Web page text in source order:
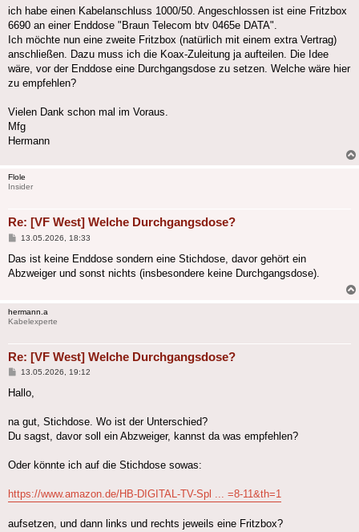
ich habe einen Kabelanschluss 1000/50. Angeschlossen ist eine Fritzbox
6690 an einer Enddose "Braun Telecom btv 0465e DATA".
Ich möchte nun eine zweite Fritzbox (natürlich mit einem extra Vertrag)
anschließen. Dazu muss ich die Koax-Zuleitung ja aufteilen. Die Idee
wäre, vor der Enddose eine Durchgangsdose zu setzen. Welche wäre hier
zu empfehlen?
Vielen Dank schon mal im Voraus.
Mfg
Hermann
Flole
Insider
Re: [VF West] Welche Durchgangsdose?
Beitrag
13.05.2026, 18:33
Das ist keine Enddose sondern eine Stichdose, davor gehört ein
Abzweiger und sonst nichts (insbesondere keine Durchgangsdose).
hermann.a
Kabelexperte
Re: [VF West] Welche Durchgangsdose?
Beitrag
13.05.2026, 19:12
Hallo,
na gut, Stichdose. Wo ist der Unterschied?
Du sagst, davor soll ein Abzweiger, kannst da was empfehlen?
Oder könnte ich auf die Stichdose sowas:
https://www.amazon.de/HB-DIGITAL-TV-Spl ... =8-11&th=1
aufsetzen, und dann links und rechts jeweils eine Fritzbox?